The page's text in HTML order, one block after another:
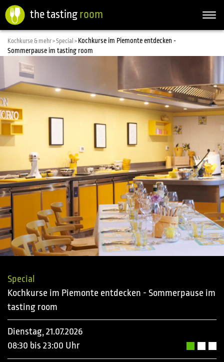
the tasting room
Kochkurse & mehr >Special > Kochkurse im Piemonte entdecken -
Sommerpause im tasting room
Special
Kochkurse im Piemonte entdecken - Sommerpause im
tasting room
Dienstag, 21.07.2026
08:30 bis 23:00 Uhr